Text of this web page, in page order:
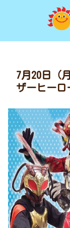
7月20日（
ザーヒーロ